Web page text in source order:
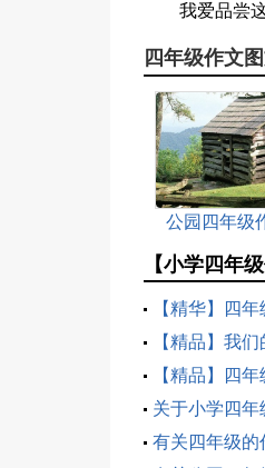
我爱品尝
四年级作文
公园四年级
【小学四年
【精华】四
【精品】我
【精品】四
关于小学四年
有关四年级的